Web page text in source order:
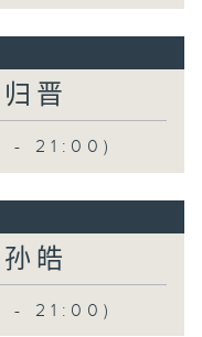
晋
- 21:00)
皓
- 21:00)